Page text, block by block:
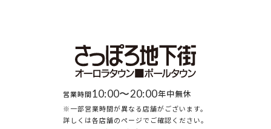
営業時間10:00〜20:00年中無休
※一部営業時間が異なる店舗がございます。
詳しくは各店舗のページでご確認ください。